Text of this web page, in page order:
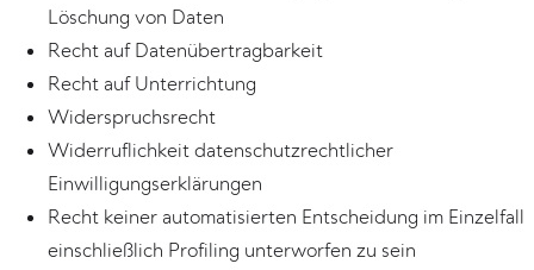
Löschung von Daten
Recht auf Datenübertragbarkeit
Recht auf Unterrichtung
Widerspruchsrecht
Widerruflichkeit datenschutzrechtlicher
Einwilligungserklärungen
Recht keiner automatisierten Entscheidung im Einzelfall
einschließlich Profiling unterworfen zu sein